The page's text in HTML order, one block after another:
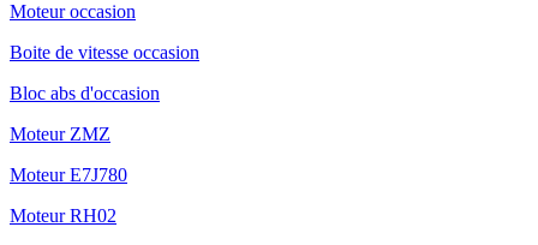
Moteur occasion
Boite de vitesse occasion
Bloc abs d'occasion
Moteur ZMZ
Moteur E7J780
Moteur RH02